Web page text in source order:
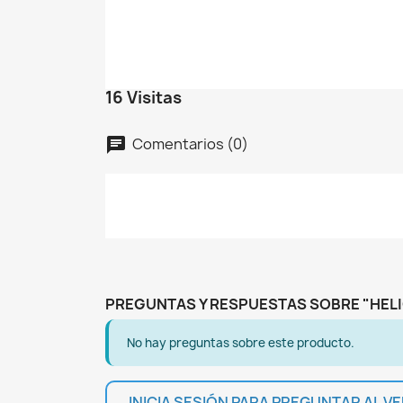
16 Visitas
chat Comentarios (0)
PREGUNTAS Y RESPUESTAS SOBRE
No hay preguntas sobre este producto.